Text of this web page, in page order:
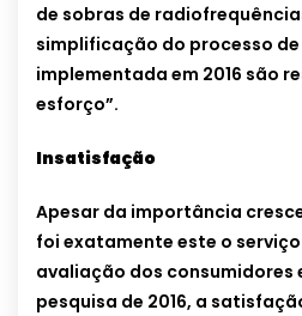
de sobras de
simplificação do processo
implementada em 2016 são
esforço”.
Insatisfação
Apesar da importância
foi exatamente este o
avaliação dos consumidores
pesquisa de 2016, a